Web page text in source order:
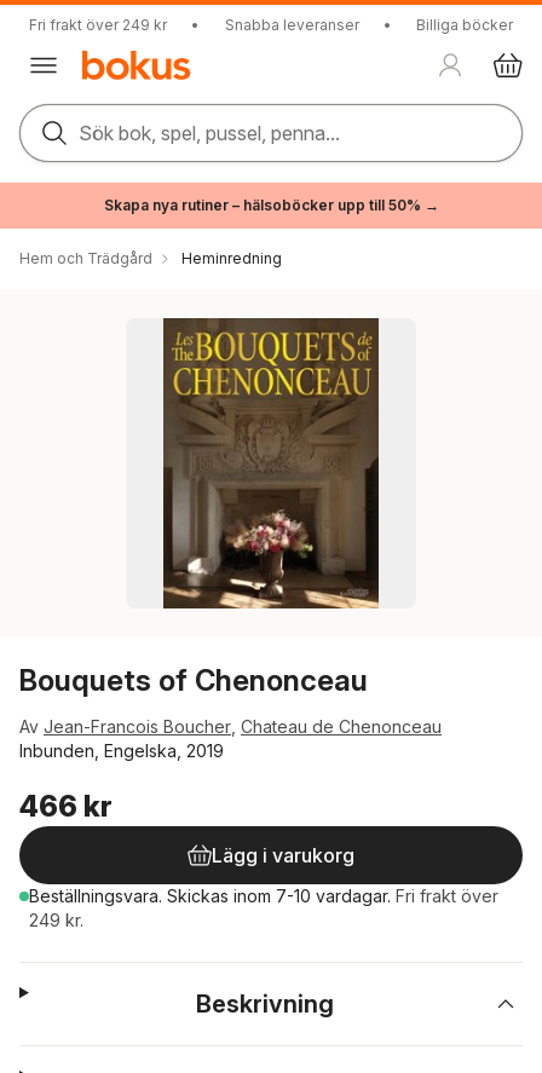
Fri frakt över 249 kr • Snabba leveranser • Billiga böcker
Sök bok, spel, pussel, penna...
Skapa nya rutiner – hälsoböcker upp till 50% →
Hem och Trädgård Heminredning
Bouquets of Chenonceau
Av Jean-Francois Boucher Chateau de Chenonceau
Inbunden, Engelska, 2019
466 kr
Lägg i varukorg
Beställningsvara. Skickas inom 7-10 vardagar. Fri frakt över
249 kr.
Beskrivning